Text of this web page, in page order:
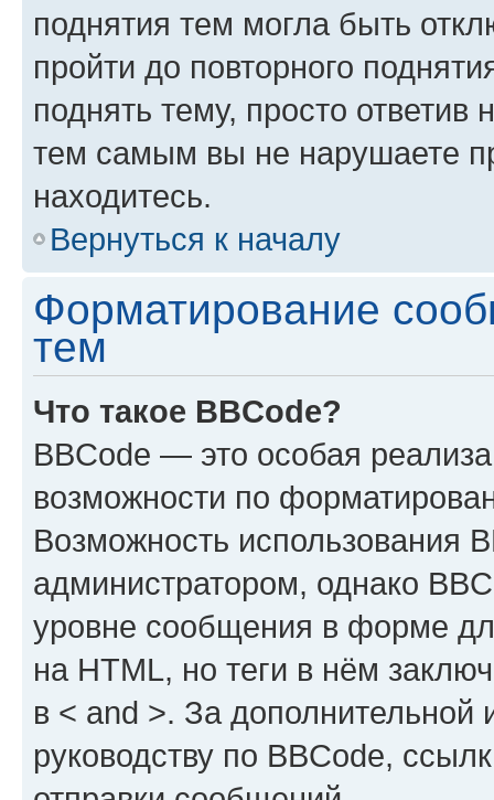
поднятия тем могла быть
пройти до повторного
поднять тему, просто ответив
тем самым вы не нарушаете
находитесь.
Вернуться к началу
Форматирование
тем
Что такое BBCode?
BBCode — это особая
возможности по
Возможность использования
администратором, однако
уровне сообщения в форме
на HTML, но теги в нём
в < and >. За
руководству по BBCode,